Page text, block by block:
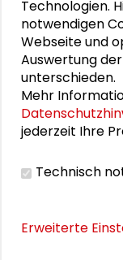
DOWNLOADS
Programm
Auftakt-
vom 28.
Nachhaltige
Voeste
Technologien.
notwendigen
Webseite und
Auswertung
unterschieden.
Mehr
jederzeit Ihre
Technisch
Erweiterte